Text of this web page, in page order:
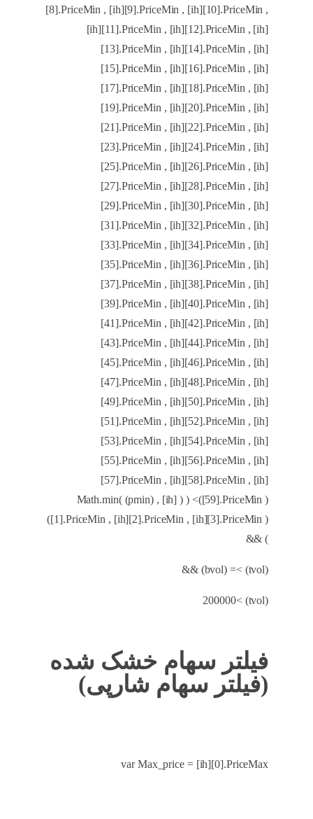
[8].PriceMin , [ih][9].PriceMin , [ih][10].PriceMin ,
[ih][11].PriceMin , [ih][12].PriceMin , [ih]
[13].PriceMin , [ih][14].PriceMin , [ih]
[15].PriceMin , [ih][16].PriceMin , [ih]
[17].PriceMin , [ih][18].PriceMin , [ih]
[19].PriceMin , [ih][20].PriceMin , [ih]
[21].PriceMin , [ih][22].PriceMin , [ih]
[23].PriceMin , [ih][24].PriceMin , [ih]
[25].PriceMin , [ih][26].PriceMin , [ih]
[27].PriceMin , [ih][28].PriceMin , [ih]
[29].PriceMin , [ih][30].PriceMin , [ih]
[31].PriceMin , [ih][32].PriceMin , [ih]
[33].PriceMin , [ih][34].PriceMin , [ih]
[35].PriceMin , [ih][36].PriceMin , [ih]
[37].PriceMin , [ih][38].PriceMin , [ih]
[39].PriceMin , [ih][40].PriceMin , [ih]
[41].PriceMin , [ih][42].PriceMin , [ih]
[43].PriceMin , [ih][44].PriceMin , [ih]
[45].PriceMin , [ih][46].PriceMin , [ih]
[47].PriceMin , [ih][48].PriceMin , [ih]
[49].PriceMin , [ih][50].PriceMin , [ih]
[51].PriceMin , [ih][52].PriceMin , [ih]
[53].PriceMin , [ih][54].PriceMin , [ih]
[55].PriceMin , [ih][56].PriceMin , [ih]
[57].PriceMin , [ih][58].PriceMin , [ih]
[59].PriceMin ))> ( ( Math.min( (pmin) , [ih]
[1].PriceMin , [ih][2].PriceMin , [ih][3].PriceMin ))
) &&
(tvol) >= (bvol) &&
(tvol) >200000
فیلتر سهام خشک شده
(فیلتر سهام شارپی)
var Max_price = [ih][0].PriceMax